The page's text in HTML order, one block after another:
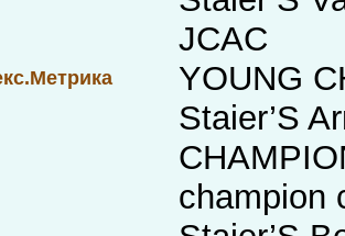
JCAC
YOUNG
Staier’S
champion